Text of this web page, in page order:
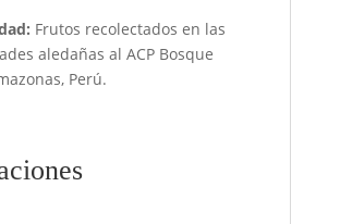
Frutos recolectados en las
aledañas al ACP Bosque
Perú.